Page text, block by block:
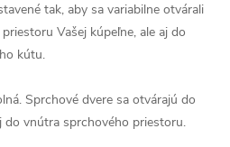
tak, aby sa variabilne otvárali
Vašej kúpeľne, ale aj do
kútu.
Sprchové dvere sa otvárajú do
do vnútra sprchového priestoru.